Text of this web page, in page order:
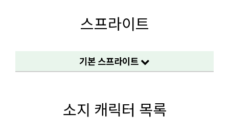
스프라이트
기본 스프라이트
소지 캐릭터 목록